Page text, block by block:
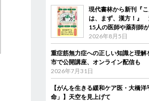
現代書林から新刊『
は、まず、漢方！』
15人の医師や薬剤師
2026年8月5日
重症筋無力症への正しい知識と理
市で公開講座、オンライン配信も
2026年7月31日
【がんを生きる緩和ケア医・大橋
命」】天空を見上げて